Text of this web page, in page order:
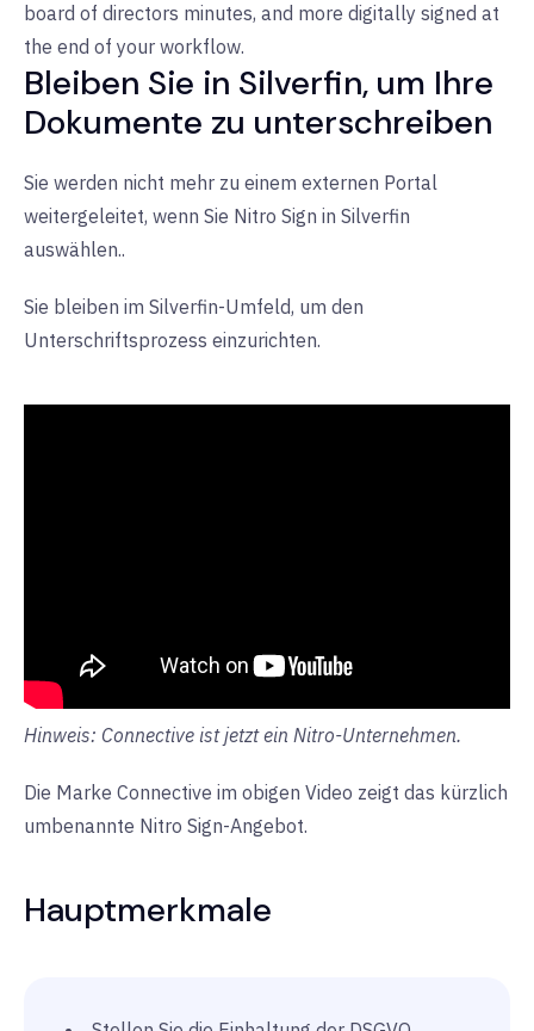
board of directors minutes, and more digitally signed at
the end of your workflow.
Bleiben Sie in Silverfin, um Ihre
Dokumente zu unterschreiben
Sie werden nicht mehr zu einem externen Portal
weitergeleitet, wenn Sie Nitro Sign in Silverfin
auswählen..
Sie bleiben im Silverfin-Umfeld, um den
Unterschriftsprozess einzurichten.
Hinweis: Connective ist jetzt ein Nitro-Unternehmen.
Die Marke Connective im obigen Video zeigt das kürzlich
umbenannte Nitro Sign-Angebot.
Hauptmerkmale